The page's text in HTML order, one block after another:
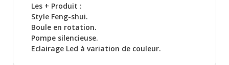
Les + Produit :
Style Feng-shui.
Boule en rotation.
Pompe silencieuse.
Eclairage Led à variation de couleur.